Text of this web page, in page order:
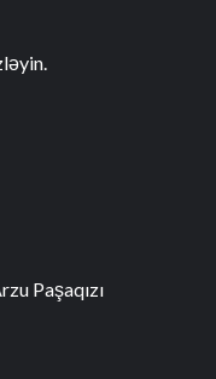
Paşaqızı